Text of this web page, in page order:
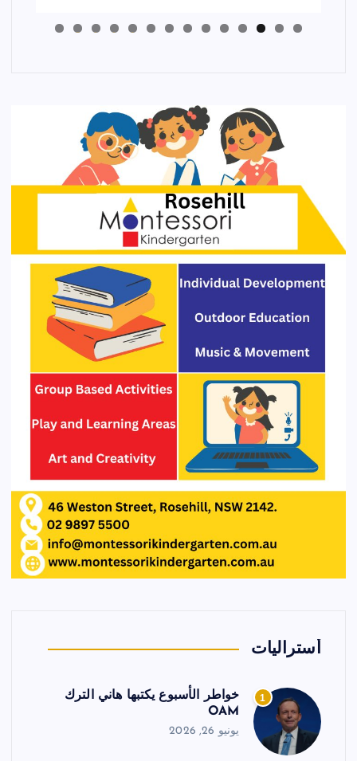
أستراليات
1
خواطر الأسبوع يكتبها هاني الترك
OAM
يونيو 26, 2026